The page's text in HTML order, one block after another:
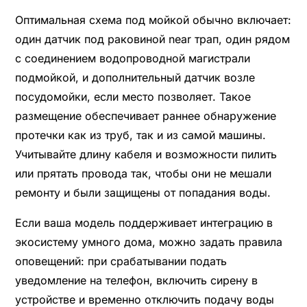
Оптимальная схема под мойкой обычно включает:
один датчик под раковиной near трап, один рядом
с соединением водопроводной магистрали
подмойкой, и дополнительный датчик возле
посудомойки, если место позволяет. Такое
размещение обеспечивает раннее обнаружение
протечки как из труб, так и из самой машины.
Учитывайте длину кабеля и возможности пилить
или прятать провода так, чтобы они не мешали
ремонту и были защищены от попадания воды.
Если ваша модель поддерживает интеграцию в
экосистему умного дома, можно задать правила
оповещений: при срабатывании подать
уведомление на телефон, включить сирену в
устройстве и временно отключить подачу воды